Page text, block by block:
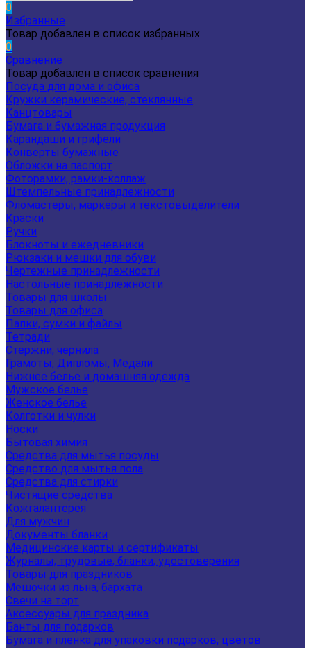
0
Избранные
Товар добавлен в список избранных
0
Сравнение
Товар добавлен в список сравнения
Посуда для дома и офиса
Кружки керамические, стеклянные
Канцтовары
Бумага и бумажная продукция
Карандаши и грифели
Конверты бумажные
Обложки на паспорт
Фоторамки, рамки-коллаж
Штемпельные принадлежности
Фломастеры, маркеры и текстовыделители
Краски
Ручки
Блокноты и ежедневники
Рюкзаки и мешки для обуви
Чертежные принадлежности
Настольные принадлежности
Товары для школы
Товары для офиса
Папки, сумки и файлы
Тетради
Стержни, чернила
Грамоты, Дипломы, Медали
Нижнее белье и домашняя одежда
Мужское белье
Женское белье
Колготки и чулки
Носки
Бытовая химия
Средства для мытья посуды
Средство для мытья пола
Средства для стирки
Чистящие средства
Кожгалантерея
Для мужчин
Документы бланки
Медицинские карты и сертификаты
Журналы, трудовые, бланки, удостоверения
Товары для праздников
Мешочки из льна, бархата
Свечи на торт
Аксессуары для праздника
Банты для подарков
Бумага и пленка для упаковки подарков, цветов